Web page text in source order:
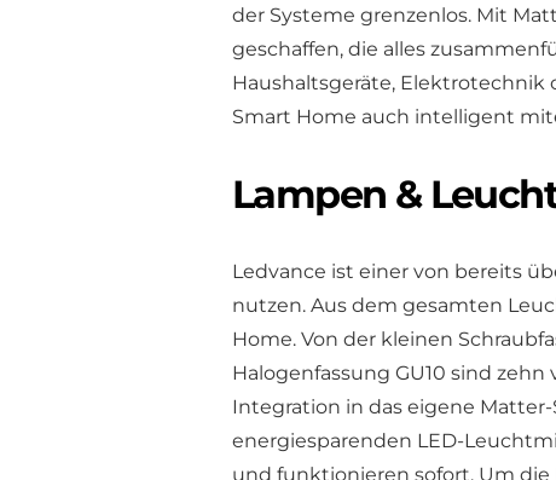
der Systeme grenzenlos. Mit
geschaffen, die alles
Haushaltsgeräte, Elektrotechnik
Smart Home auch intelligent
Lampen &
Ledvance ist einer von bereits
nutzen. Aus dem gesamten
Home. Von der kleinen
Halogenfassung GU10 sind
Integration in das eigene
energiesparenden LED-
und funktionieren sofort. Um